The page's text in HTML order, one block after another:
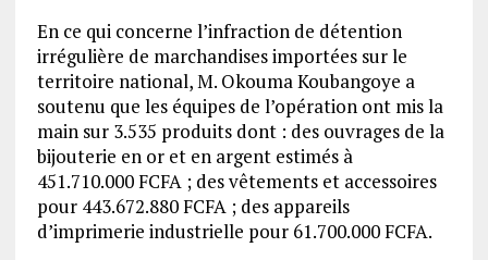
En ce qui concerne l’infraction de détention
irrégulière de marchandises importées sur le
territoire national, M. Okouma Koubangoye a
soutenu que les équipes de l’opération ont mis la
main sur 3.535 produits dont : des ouvrages de la
bijouterie en or et en argent estimés à
451.710.000 FCFA ; des vêtements et accessoires
pour 443.672.880 FCFA ; des appareils
d’imprimerie industrielle pour 61.700.000 FCFA.